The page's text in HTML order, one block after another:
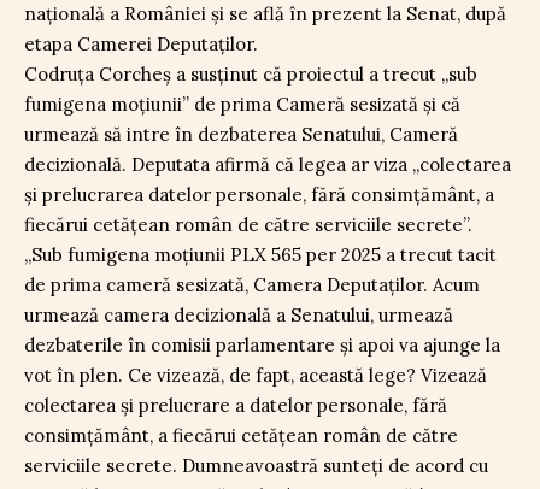
națională a României și se află în prezent la Senat, după
etapa Camerei Deputaților.
Codruța Corcheș a susținut că proiectul a trecut „sub
fumigena moțiunii” de prima Cameră sesizată și că
urmează să intre în dezbaterea Senatului, Cameră
decizională. Deputata afirmă că legea ar viza „colectarea
și prelucrarea datelor personale, fără consimțământ, a
fiecărui cetățean român de către serviciile secrete”.
„Sub fumigena moțiunii PLX 565 per 2025 a trecut tacit
de prima cameră sesizată, Camera Deputaților. Acum
urmează camera decizională a Senatului, urmează
dezbaterile în comisii parlamentare și apoi va ajunge la
vot în plen. Ce vizează, de fapt, această lege? Vizează
colectarea și prelucrare a datelor personale, fără
consimțământ, a fiecărui cetățean român de către
serviciile secrete. Dumneavoastră sunteți de acord cu